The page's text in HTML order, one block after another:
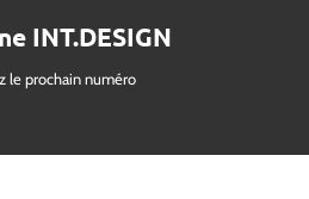
INT.DESIGN
le prochain numéro